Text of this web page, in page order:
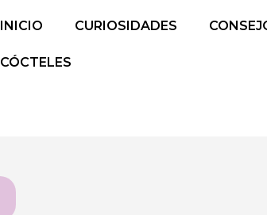
INICIO CURIOSIDADES
CÓCTELES